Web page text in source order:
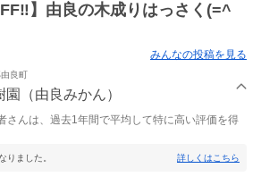
】由良の木成りはっさく(=^
みんなの投稿を見る
良町
（由良みかん）
さんは、過去1年間で平均して特に高い評価を得
りました。 詳しくはこちら